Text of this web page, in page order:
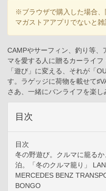
※ブラウザで購入した場合
マガストアアプリでないと
CAMPやサーフィン、釣り等
マを愛する人に贈るカーライ
「遊び」に変える、それが「
す。ラゲッジに荷物を載せて
さあ、一緒にバンライフを楽し
目次
目次
冬の野遊び。クルマに籠る
泊。「冬のクルマ籠り」
MERCEDES BENZ
BONGO